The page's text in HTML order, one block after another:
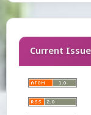
Current Issue